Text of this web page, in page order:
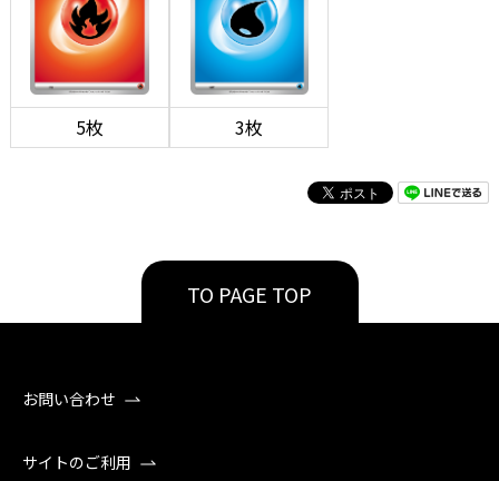
5枚 3枚
TO PAGE TOP
お問い合わせ
サイトのご利用